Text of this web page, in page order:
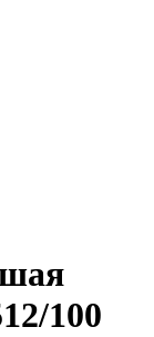
100